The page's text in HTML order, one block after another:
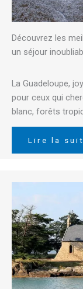
Découvrez les
un séjour
La Guadeloupe,
pour ceux qui
blanc, forêts
Lire la